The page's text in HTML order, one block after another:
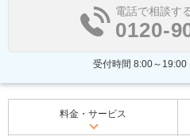
電話で相談す
0120-
受付時間 8:00～19:00
料金・サービス